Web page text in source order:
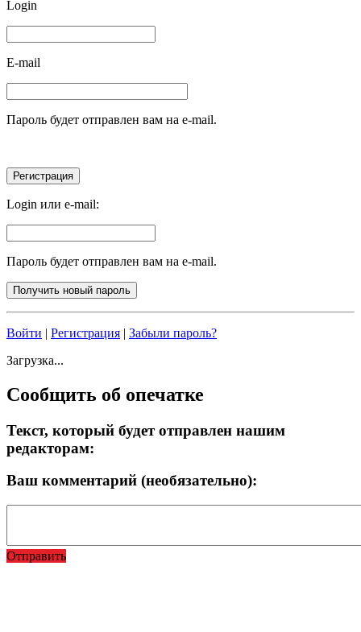
Login
E-mail
Пароль будет отправлен вам на e-mail.
Login или e-mail:
Пароль будет отправлен вам на e-mail.
Войти | Регистрация | Забыли пароль?
Загрузка...
Сообщить об опечатке
Текст, который будет отправлен нашим
редакторам:
Ваш комментарий (необязательно):
Отправить